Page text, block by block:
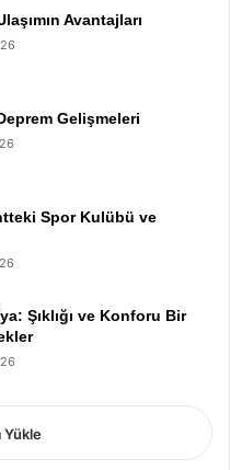
Avantajları
Gelişmeleri
Spor Kulübü ve
Şıklığı ve Konforu Bir
Yükle